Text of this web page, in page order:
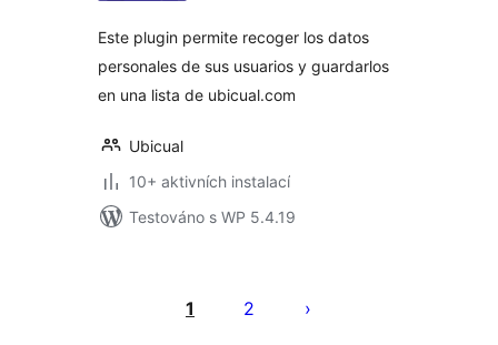
Este plugin permite recoger los datos
personales de sus usuarios y guardarlos
en una lista de ubicual.com
Ubicual
10+ aktivních instalací
Testováno s WP 5.4.19
příspěvků
1 2